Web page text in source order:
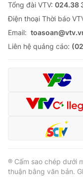
Tổng đài VTV: 024.38
Ðiện thoại Thời báo
Email:
Liên hệ quảng cáo:
® Cấm sao chép dưới
thuận bằng văn bản.